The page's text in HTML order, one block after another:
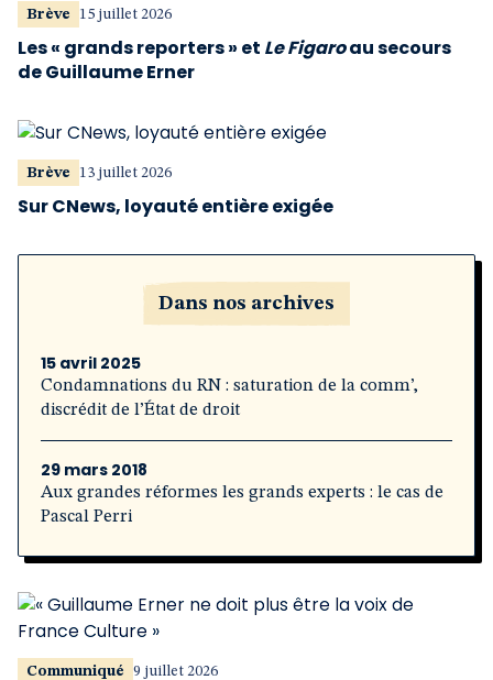
Brève 15 juillet 2026
Les « grands reporters » et Le Figaroau secours
de Guillaume Erner
Brève 13 juillet 2026
Sur CNews, loyauté entière exigée
Dans nos archives
15 avril 2025
Condamnations du RN : saturation de la comm’,
discrédit de l’État de droit
29 mars 2018
Aux grandes réformes les grands experts : le cas de
Pascal Perri
Communiqué 9 juillet 2026